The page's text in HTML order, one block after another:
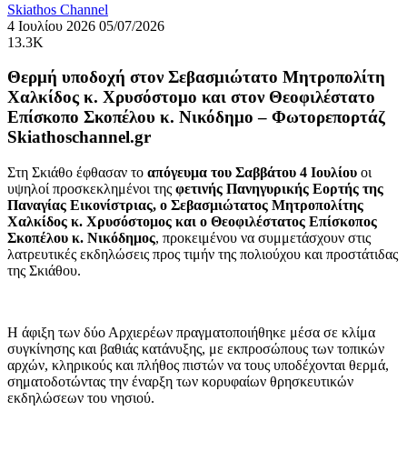
Skiathos Channel
4 Ιουλίου 2026 05/07/2026
13.3K
Θερμή υποδοχή στον Σεβασμιώτατο Μητροπολίτη
Χαλκίδος κ. Χρυσόστομο και στον Θεοφιλέστατο
Επίσκοπο Σκοπέλου κ. Νικόδημο – Φωτορεπορτάζ
Skiathoschannel.gr
Στη Σκιάθο έφθασαν το απόγευμα του Σαββάτου 4 Ιουλίου οι
υψηλοί προσκεκλημένοι της φετινής Πανηγυρικής Εορτής της
Παναγίας Εικονίστριας, ο Σεβασμιώτατος Μητροπολίτης
Χαλκίδος κ. Χρυσόστομος και ο Θεοφιλέστατος Επίσκοπος
Σκοπέλου κ. Νικόδημος, προκειμένου να συμμετάσχουν στις
λατρευτικές εκδηλώσεις προς τιμήν της πολιούχου και προστάτιδας
της Σκιάθου.
Η άφιξη των δύο Αρχιερέων πραγματοποιήθηκε μέσα σε κλίμα
συγκίνησης και βαθιάς κατάνυξης, με εκπροσώπους των τοπικών
αρχών, κληρικούς και πλήθος πιστών να τους υποδέχονται θερμά,
σηματοδοτώντας την έναρξη των κορυφαίων θρησκευτικών
εκδηλώσεων του νησιού.